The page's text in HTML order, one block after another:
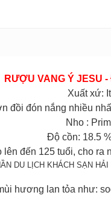
RƯỢU VANG Ý JESU
Xuất xứ:
đồi đón nắng nhiều
Nho :
Độ cồn: 18.5
đến 125 tuổi, cho ra
hương lan tỏa như: